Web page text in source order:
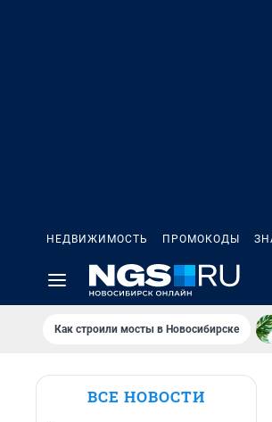
НЕДВИЖИМОСТЬ ПРОМОКОДЫ
Как строили мосты в Новосибирске
ВСЕ НОВОСТИ